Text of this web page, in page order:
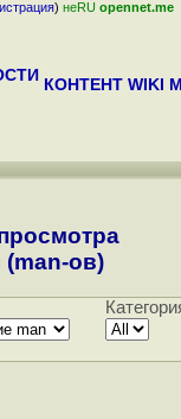
) неRU opennet.me
КОНТЕНТ WIKI
ов)